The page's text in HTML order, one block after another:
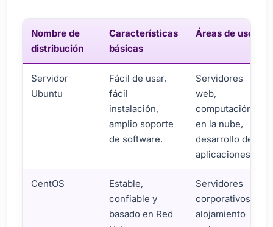
Nombre de
distribución
Características
básicas
Áreas de uso
Servidor
Ubuntu
Fácil de usar,
fácil
instalación,
amplio soporte
de software.
Servidores
web,
computación
en la nube,
desarrollo de
aplicaciones
CentOS
Estable,
confiable y
basado en Red
Servidores
corporativos,
alojamiento